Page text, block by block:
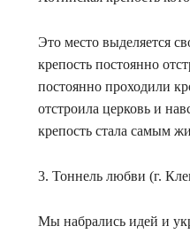
Это место выделяется
крепость постоянно
постоянно проходили
отстроила церковь и
крепость стала самым
3. Тоннель любви (г.
Мы набрались идей и